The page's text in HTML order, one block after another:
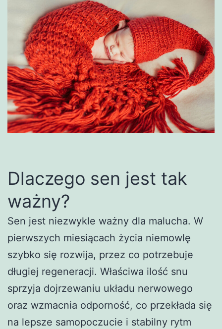
Dlaczego sen jest tak
ważny?
Sen jest niezwykle ważny dla malucha. W
pierwszych miesiącach życia niemowlę
szybko się rozwija, przez co potrzebuje
długiej regeneracji. Właściwa ilość snu
sprzyja dojrzewaniu układu nerwowego
oraz wzmacnia odporność, co przekłada się
na lepsze samopoczucie i stabilny rytm